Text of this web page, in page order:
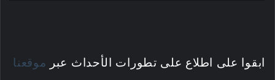
ابقوا على اطلاع على تطورات الأحداث عبر موقعنا